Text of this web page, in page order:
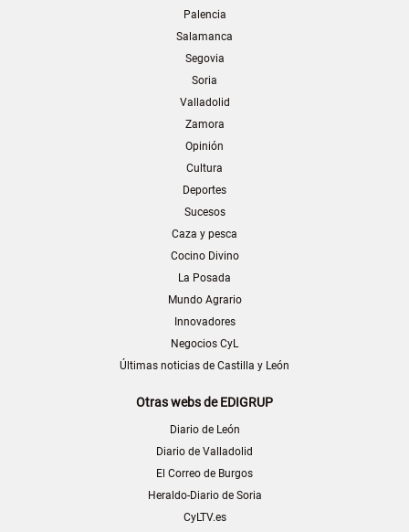
Palencia
Salamanca
Segovia
Soria
Valladolid
Zamora
Opinión
Cultura
Deportes
Sucesos
Caza y pesca
Cocino Divino
La Posada
Mundo Agrario
Innovadores
Negocios CyL
Últimas noticias de Castilla y León
Otras webs de EDIGRUP
Diario de León
Diario de Valladolid
El Correo de Burgos
Heraldo-Diario de Soria
CyLTV.es